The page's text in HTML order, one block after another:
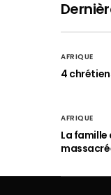
AFRIQUE
4
AFRIQUE
La famille